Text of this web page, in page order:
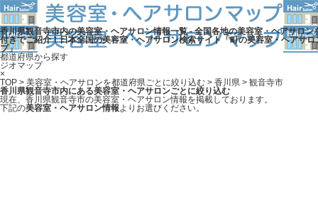
香川県観音寺市内の美容室・ヘアサロン情報一覧 - 全国各地の美容室・ヘアサロン
付きでご紹介！日本全国の美容室・ヘアサロン検索サイト「町の美容室・ヘアサロ
プ」
都道府県から探す
ジオマップ
×
TOP > 美容室・ヘアサロンを都道府県ごとに絞り込む > 香川県 > 観音寺市
香川県観音寺市内にある美容室・ヘアサロンごとに絞り込む
現在、香川県観音寺市の美容室・ヘアサロン情報を掲載しております。
下記の美容室・ヘアサロン情報よりお選びください。